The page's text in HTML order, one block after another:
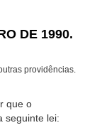
DE 1990.
providências.
que o
seguinte lei: